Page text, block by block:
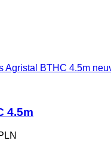
4.5m